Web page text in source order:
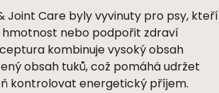
Joint Care byly vyvinuty pro psy, kteří
nebo podpořit zdraví
kombinuje vysoký obsah
obsah tuků, což pomáháudržet
kontrolovat energetický příjem.